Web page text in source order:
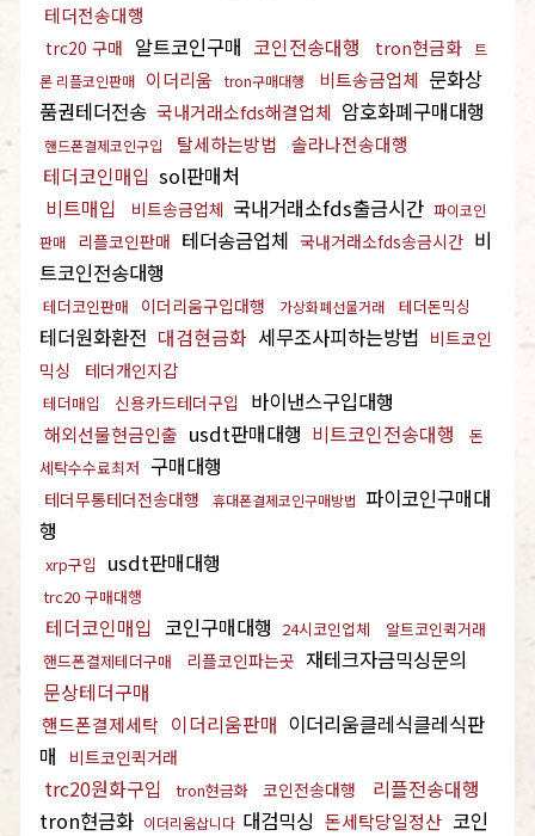
테더전송대행
trc20 구매 알트코인구매 코인전송대행 tron현금화
트
론 리플코인판매 이더리움 tron구매대행 비트송금업체 문화상
품권테더전송 국내거래소fds해결업체 암호화폐구매대행
핸드폰결제코인구입 탈세하는방법 솔라나전송대행
테더코인매입 sol판매처
비트매입
비트송금업체 국내거래소fds출금시간 파이코인
판매
리플코인판매 테더송금업체 국내거래소fds송금시간 비
트코인전송대행
테더코인판매 이더리움구입대행 가상화폐선물거래 테더돈믹싱
테더원화환전 대검현금화 세무조사피하는방법 비트코인
믹싱
테더개인지갑
테더매입 신용카드테더구입 바이낸스구입대행
해외선물현금인출 usdt판매대행 비트코인전송대행
돈
세탁수수료최저 구매대행
테더무통테더전송대행 휴대폰결제코인구매방법 파이코인구매대
행
xrp구입 usdt판매대행
trc20 구매대행
테더코인매입 코인구매대행 24시코인업체
알트코인퀵거래
핸드폰결제테더구매
리플코인파는곳 재테크자금믹싱문의
문상테더구매
핸드폰결제세탁 이더리움판매 이더리움클레식클레식판
매
비트코인퀵거래
trc20원화구입 tron현금화 코인전송대행
리플전송대행
tron현금화 이더리움삽니다 대검믹싱 돈세탁당일정산 코인